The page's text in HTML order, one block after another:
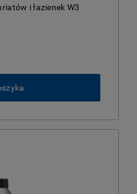
i łazienek W3